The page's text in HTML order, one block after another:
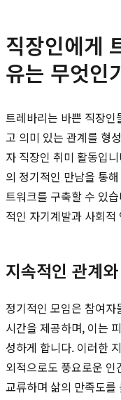
직장인에게
유는 무엇인
트레바리는 바쁜 직장
고 의미 있는 관계를 형
자 직장인 취미 활동입
의 정기적인 만남을 통
트워크를 구축할 수 있
적인 자기계발과 사회
지속적인 관계
정기적인 모임은 참여
시간을 제공하며, 이는
성하게 합니다. 이러한
외적으로도 풍요로운
교류하며 삶의 만족도